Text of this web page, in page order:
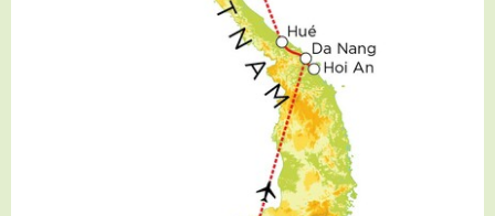
Excursies
Reisdocumenten
Geldzaken
Maaltijden